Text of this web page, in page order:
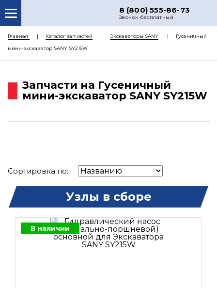
8 (800) 555-86-73
Звонок бесплатный
О НАС
КАТАЛОГ ЗАПЧАСТЕЙ
ДОСТАВКА
Главная Каталог запчастей Экскаваторы SANY
Гусеничный
мини-экскаватор SANY SY215W
Запчасти на Гусеничный
мини-экскаватор SANY SY215W
Сортировка по:
Узлы в сборе
В наличии